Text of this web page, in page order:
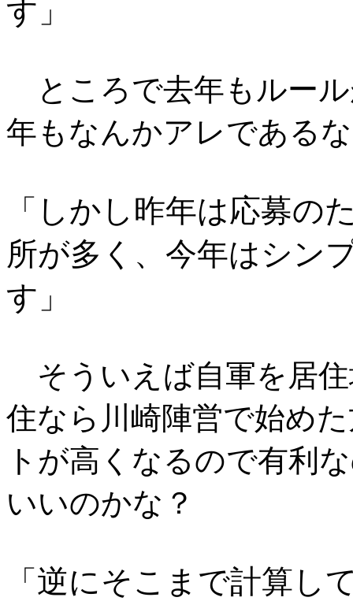
す 」
ところで去年もルー
年もなんかアレである
「 しかし昨年は応募の
所が多く、今年はシン
す 」
そういえば自軍を居
住なら川崎陣営で始め
トが高くなるので有利
いいのかな？
「 逆にそこまで計算し